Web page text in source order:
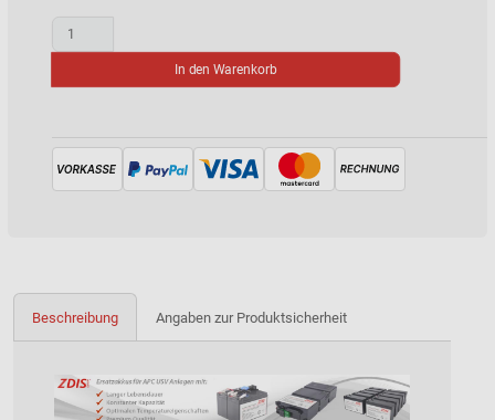
In den Warenkorb
Beschreibung Angaben zur Produktsicherheit